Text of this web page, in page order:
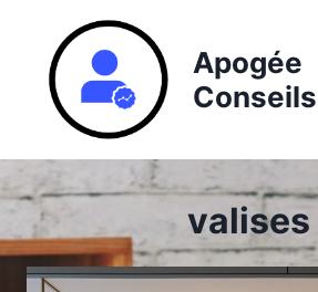
contenu
Apogée
Conseils
valises